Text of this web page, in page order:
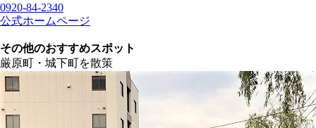
0920-84-2340
公式ホームページ
その他のおすすめスポット
厳原町・城下町を散策